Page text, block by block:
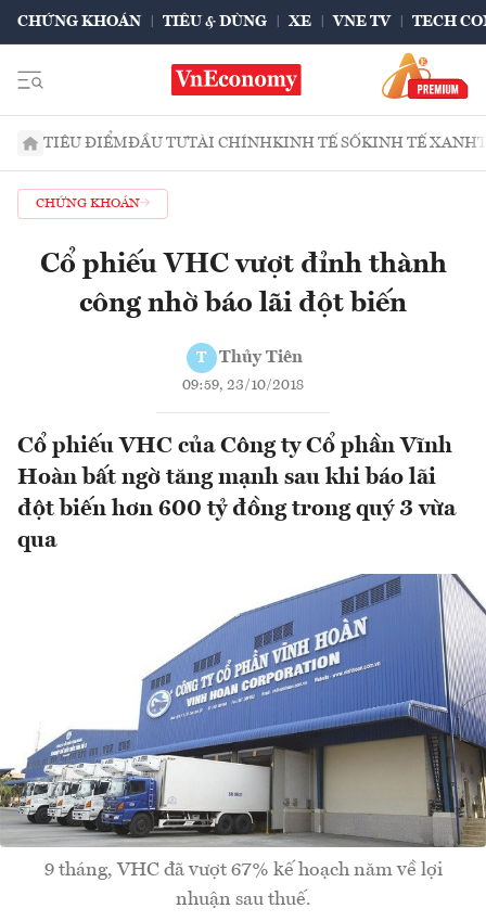
CHỨNG KHOÁN TIÊU & DÙNG XE VNE TV TECH
TIÊU ĐIỂMĐẦU TƯTÀI CHÍNHKINH TẾ SỐKINH TẾ XANH
CHỨNG KHOÁN
Cổ phiếu VHC vượt đỉnh thành
công nhờ báo lãi đột biến
T Thủy Tiên
09:59, 23/10/2018
Cổ phiếu VHC của Công ty Cổ phần Vĩnh
Hoàn bất ngờ tăng mạnh sau khi báo lãi
đột biến hơn 600 tỷ đồng trong quý 3 vừa
qua
9 tháng, VHC đã vượt 67% kế hoạch năm về lợi
nhuận sau thuế.